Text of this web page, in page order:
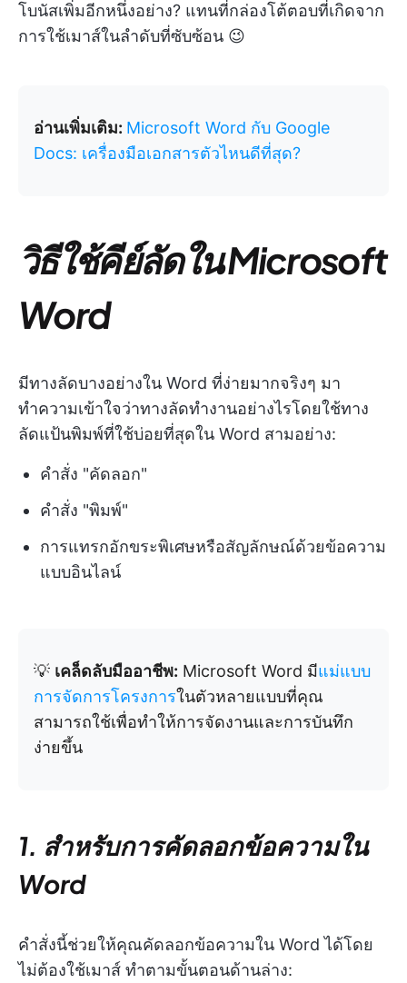
โบนัสเพิ่มอีกหนึ่งอย่าง? แทนที่กล่องโต้ตอบที่เกิดจาก
การใช้เมาส์ในลำดับที่ซับซ้อน 😉
อ่านเพิ่มเติม: Microsoft Word กับ Google
Docs: เครื่องมือเอกสารตัวไหนดีที่สุด?
วิธีใช้คีย์ลัดใน Microsoft
Word
มีทางลัดบางอย่างใน Word ที่ง่ายมากจริงๆ มา
ทำความเข้าใจว่าทางลัดทำงานอย่างไรโดยใช้ทาง
ลัดแป้นพิมพ์ที่ใช้บ่อยที่สุดใน Word สามอย่าง:
คำสั่ง "คัดลอก"
คำสั่ง "พิมพ์"
การแทรกอักขระพิเศษหรือสัญลักษณ์ด้วยข้อความ
แบบอินไลน์
💡 เคล็ดลับมืออาชีพ: Microsoft Word มีแม่แบบ
การจัดการโครงการในตัวหลายแบบที่คุณ
สามารถใช้เพื่อทำให้การจัดงานและการบันทึก
ง่ายขึ้น
1. สำหรับการคัดลอกข้อความใน
Word
คำสั่งนี้ช่วยให้คุณคัดลอกข้อความใน Word ได้โดย
ไม่ต้องใช้เมาส์ ทำตามขั้นตอนด้านล่าง: